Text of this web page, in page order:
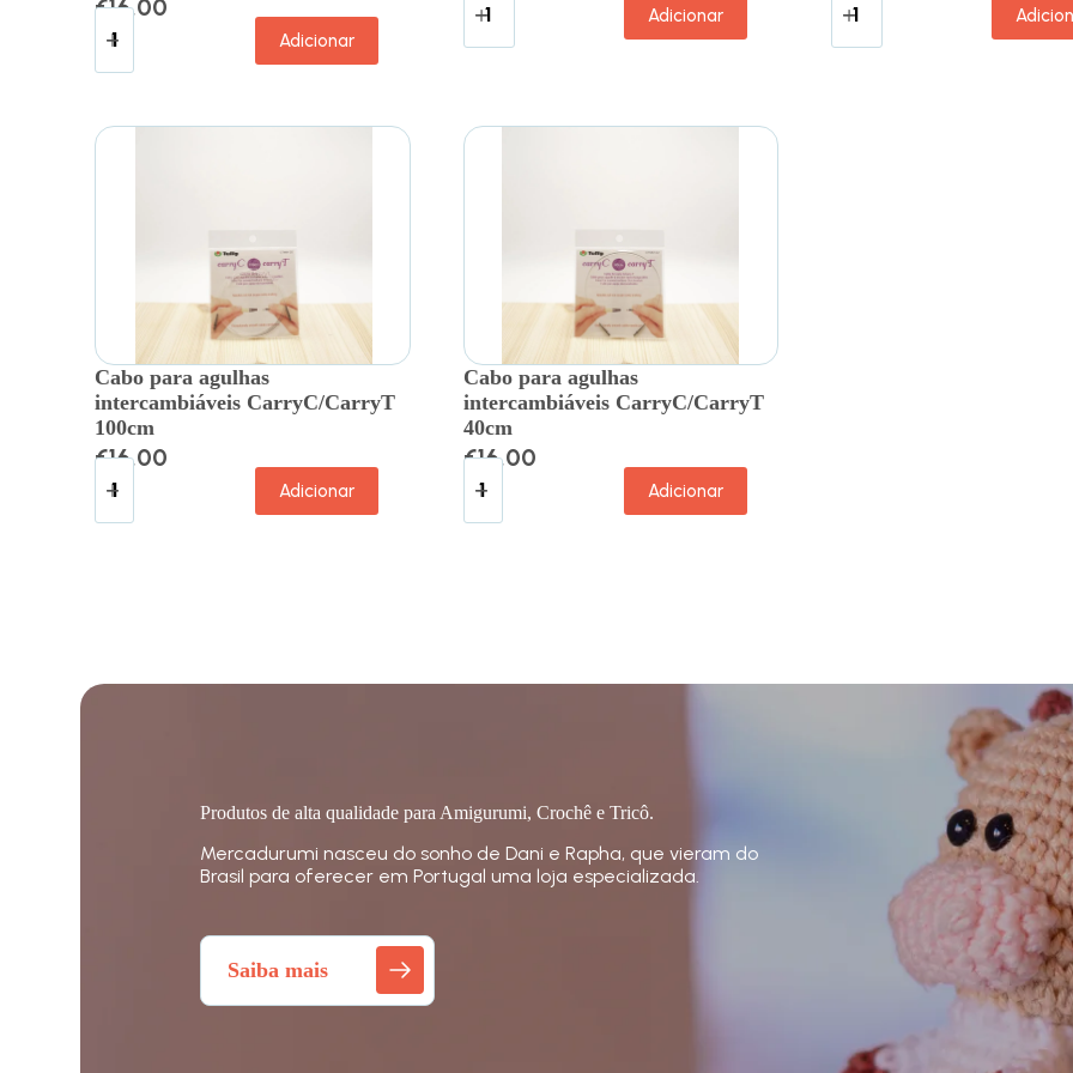
€16.00
Adicionar
Adicionar
Cabo para agulhas
intercambiáveis CarryC/CarryT
100cm
€16.00
Adicionar
Cabo para agulhas
intercambiáveis CarryC/CarryT
40cm
€16.00
Adicionar
Produtos de alta qualidade para Amigurumi, Crochê e Tricô.
Mercadurumi nasceu do sonho de Dani e Rapha, que vieram do
Brasil para oferecer em Portugal uma loja especializada.
Saiba mais